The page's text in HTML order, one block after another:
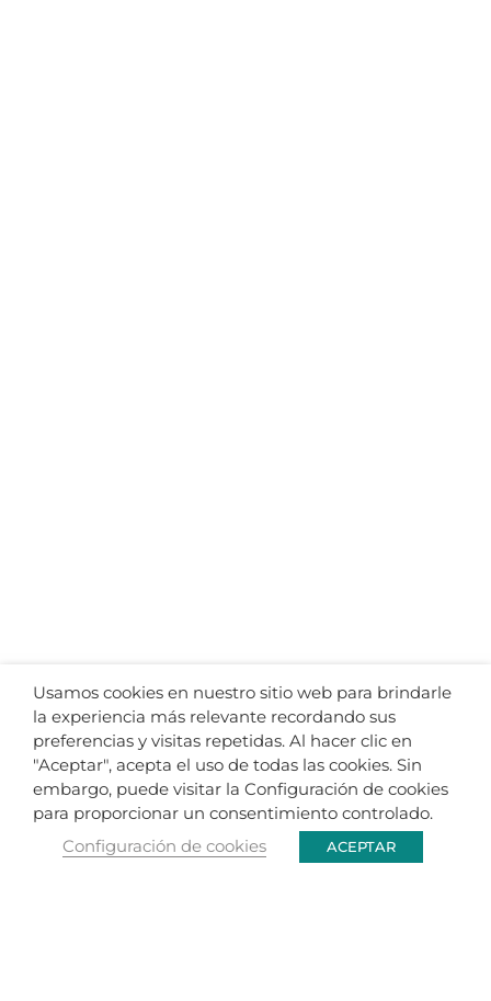
Usamos cookies en nuestro sitio web para brindarle
la experiencia más relevante recordando sus
preferencias y visitas repetidas. Al hacer clic en
"Aceptar", acepta el uso de todas las cookies. Sin
embargo, puede visitar la Configuración de cookies
para proporcionar un consentimiento controlado.
Configuración de cookies
ACEPTAR